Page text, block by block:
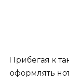
Прибегая к
оформлять